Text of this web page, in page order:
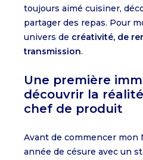
toujours aimé cuisiner,
partager des repas. Pour
univers de créativité, de
transmission.
Une première
découvrir la
chef de produit
Avant de commencer mon
année de césure avec un